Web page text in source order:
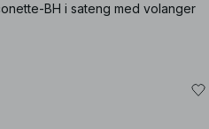
BH i sateng med volanger